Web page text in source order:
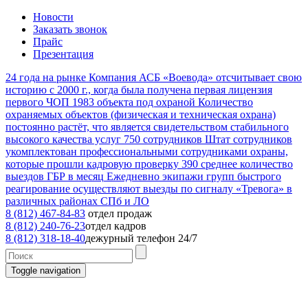
Новости
Заказать звонок
Прайс
Презентация
24 года на рынке Компания АСБ «Воевода» отсчитывает свою
историю с 2000 г., когда была получена первая лицензия
первого ЧОП 1983 объекта под охраной Количество
охраняемых объектов (физическая и техническая охрана)
постоянно растёт, что является свидетельством стабильного
высокого качества услуг 750 сотрудников Штат сотрудников
укомплектован профессиональными сотрудниками охраны,
которые прошли кадровую проверку 390 среднее количество
выездов ГБР в месяц Ежедневно экипажи групп быстрого
реагирование осуществляют выезды по сигналу «Тревога» в
различных районах СПб и ЛО
8 (812) 467-84-83 отдел продаж
8 (812) 240-76-23отдел кадров
8 (812) 318-18-40дежурный телефон 24/7
Toggle navigation